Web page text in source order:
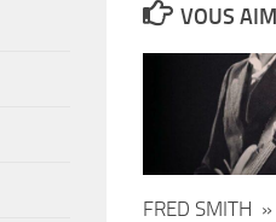
VOUS
FRED SMITH